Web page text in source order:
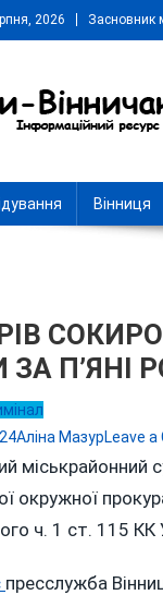
2026 Засновник
Вінниця
П’ЯНІ
Аліна МазурLeave
міськрайонний
окружної
ч. 1 ст. 115 КК
пресслужба